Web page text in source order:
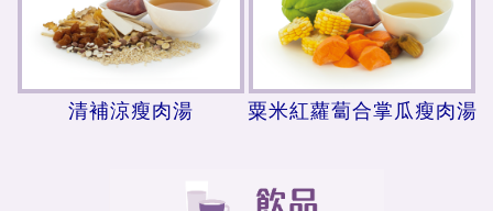
清補涼瘦肉湯 粟米紅蘿蔔合掌瓜瘦肉湯